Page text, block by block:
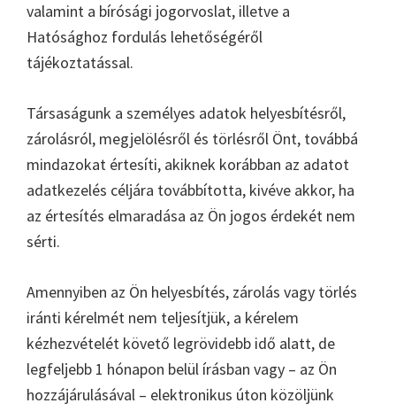
valamint a bírósági jogorvoslat, illetve a
Hatósághoz fordulás lehetőségéről
tájékoztatással.
Társaságunk a személyes adatok helyesbítésről,
zárolásról, megjelölésről és törlésről Önt, továbbá
mindazokat értesíti, akiknek korábban az adatot
adatkezelés céljára továbbította, kivéve akkor, ha
az értesítés elmaradása az Ön jogos érdekét nem
sérti.
Amennyiben az Ön helyesbítés, zárolás vagy törlés
iránti kérelmét nem teljesítjük, a kérelem
kézhezvételét követő legrövidebb idő alatt, de
legfeljebb 1 hónapon belül írásban vagy – az Ön
hozzájárulásával – elektronikus úton közöljünk